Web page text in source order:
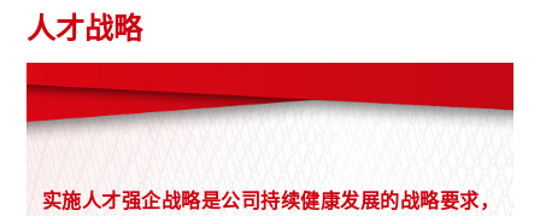
人才战略
实施人才强企战略是公司持续健康发展的战略要求，